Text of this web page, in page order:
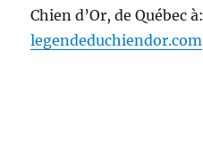
Chien d’Or, de Québec à:
legendeduchiendor.com